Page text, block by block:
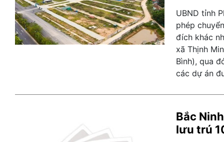
UBND tỉnh
phép
đích khác
xã Thịnh
Bình), qua
các dự án
Bắc
lưu trú